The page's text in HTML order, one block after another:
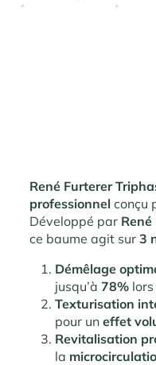
René Furterer
professionnel conçu
Développé par
ce baume agit sur3
Démêlage
jusqu’à78%
Texturisation
pour uneffet
Revitalisation
la